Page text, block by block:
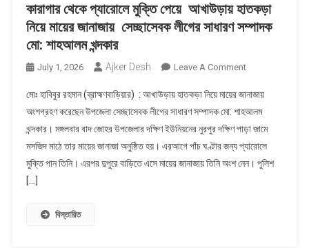
কারাগার থেকে প্যারোলে মুক্তি পেয়ে আখাউড়ায় হাতকড়া
নিয়ে মায়ের জানাজায় সেচ্ছাসেবক লীগের সাধারণ সম্পাদক
মো: শাহআলম খন্দকার
July 1, 2026 Ajker Desh Leave A CommentOn
থেকে
প্যারোলে
মুক্তি
পেয়ে
আখাউড়ায়
মোঃ হাবিবুর রহমান (ব্রাহ্মণবাড়িয়ার) : আখাউড়ায় হাতকড়া নিয়ে মায়ের জানাজায়
অংশগ্রহণ করেছেন উপজেলা সেচ্ছাসেবক লীগের সাধারণ সম্পাদক মো: শাহআলম
খন্দকার। মঙ্গলবার বাদ জোহর উপজেলার দক্ষিণ ইউনিয়নের নুরপুর দক্ষিণ পাড়া জামে
মসজিদ মাঠে তার মায়ের জানাজা অনুষ্ঠিত হয়। এরআগে পাঁচ ঘণ্টার জন্য প্যারোলে
মুক্তি পান তিনি। এরপর দুপুরে বাড়িতে এসে মায়ের জানাজায় তিনি অংশ নেন। পুলিশ
[…]
বিস্তারিত